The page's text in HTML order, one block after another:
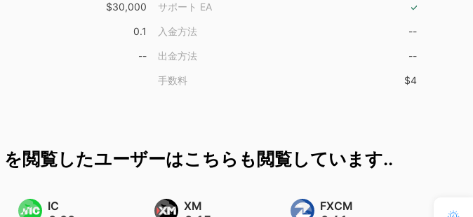
$30,000
0.1
--
サポート EA
入金方法 --
出金方法 --
手数料 $4
を閲覧したユーザーはこちらも閲覧しています..
IC XM FXCM